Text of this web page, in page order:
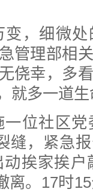
，细微处
管理部相
侥幸，多
就多一道
位社区党
缝，紧急
挨家挨户
离。17时